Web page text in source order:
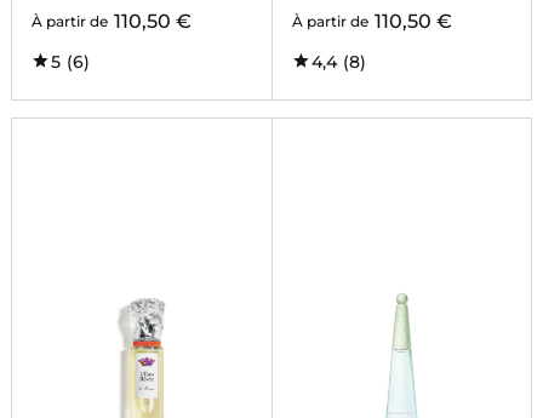
À partir de 110,50 €
5 (6)
À partir de 110,50 €
4,4 (8)